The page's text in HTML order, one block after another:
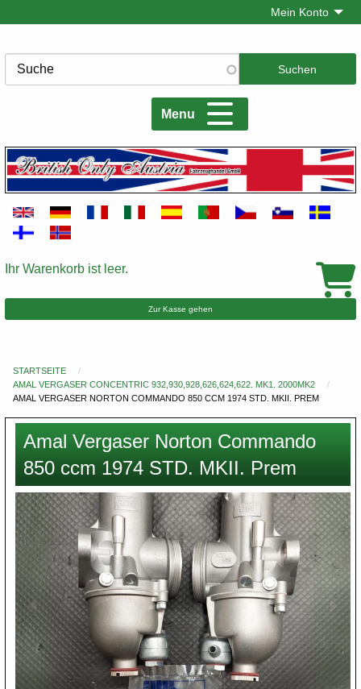
zum
Mein Konto
Suche
Menu
Warenkorb
Ihr Warenkorb ist leer.
Zur Kasse gehen
Du
bist
hier
STARTSEITE
AMAL VERGASER CONCENTRIC 932,930,928,626,624,622. MK1. 2000MK2
AMAL VERGASER NORTON COMMANDO 850 CCM 1974 STD. MKII. PREM
Amal Vergaser Norton Commando
850 ccm 1974 STD. MKII. Prem
Images